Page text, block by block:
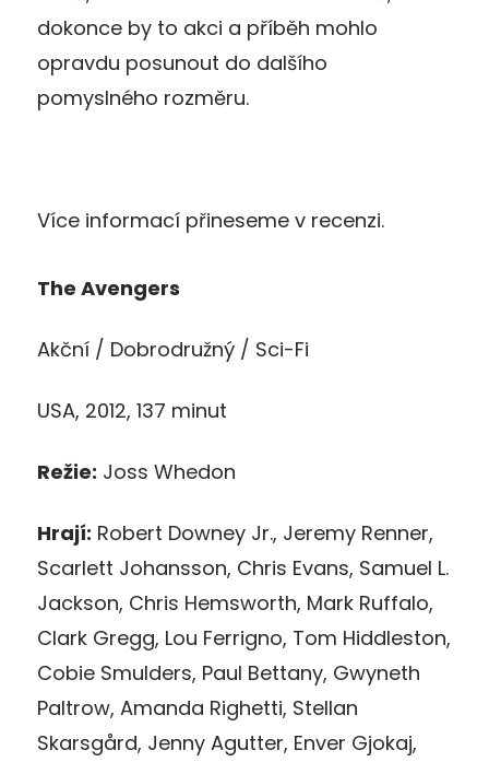
dokonce by to akci a příběh mohlo
opravdu posunout do dalšího
pomyslného rozměru.
Více informací přineseme v recenzi.
The Avengers
Akční / Dobrodružný / Sci-Fi
USA, 2012, 137 minut
Režie: Joss Whedon
Hrají: Robert Downey Jr., Jeremy Renner,
Scarlett Johansson, Chris Evans, Samuel L.
Jackson, Chris Hemsworth, Mark Ruffalo,
Clark Gregg, Lou Ferrigno, Tom Hiddleston,
Cobie Smulders, Paul Bettany, Gwyneth
Paltrow, Amanda Righetti, Stellan
Skarsgård, Jenny Agutter, Enver Gjokaj,